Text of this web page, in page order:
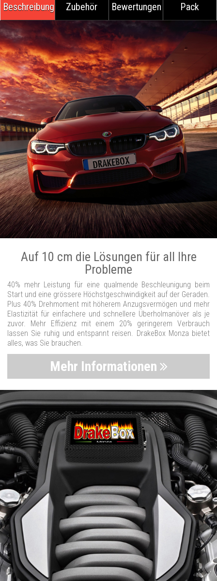
Beschreibung Zubehör Bewertungen Pack
Auf 10 cm die Lösungen für all Ihre
Probleme
40% mehr Leistung für eine qualmende Beschleunigung beim
Start und eine grössere Höchstgeschwindigkeit auf der Geraden.
Plus 40% Drehmoment mit höherem Anzugsvermögen und mehr
Elastizität für einfachere und schnellere Überholmanöver als je
zuvor. Mehr Effizienz mit einem 20% geringerem Verbrauch
lassen Sie ruhig und entspannt reisen. DrakeBox Monza bietet
alles, was Sie brauchen.
Mehr Informationen